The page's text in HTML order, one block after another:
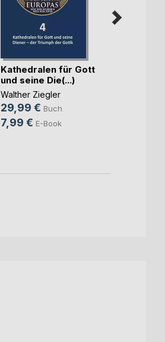
Kathedralen für Gott
und seine Die(...)
Walther Ziegler
29,99 € Buch
7,99 € E-Book